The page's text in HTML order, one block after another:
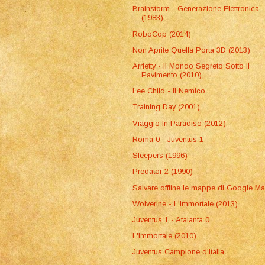
Brainstorm - Generazione Elettronica
(1983)
RoboCop (2014)
Non Aprite Quella Porta 3D (2013)
Arrietty - Il Mondo Segreto Sotto Il
Pavimento (2010)
Lee Child - Il Nemico
Training Day (2001)
Viaggio In Paradiso (2012)
Roma 0 - Juventus 1
Sleepers (1996)
Predator 2 (1990)
Salvare offline le mappe di Google
Wolverine - L'Immortale (2013)
Juventus 1 - Atalanta 0
L'Immortale (2010)
Juventus Campione d'Italia